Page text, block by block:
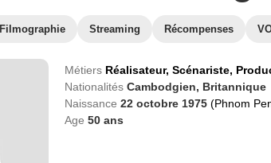
Filmographie Streaming Récompenses
Métiers Réalisateur, Scénariste,
Nationalités Cambodgien, Britannique
Naissance 22 octobre 1975 (Phnom
Age 50ans